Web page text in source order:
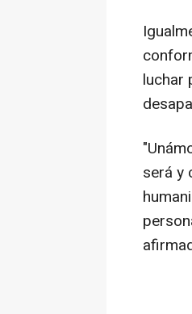
luchar
será y